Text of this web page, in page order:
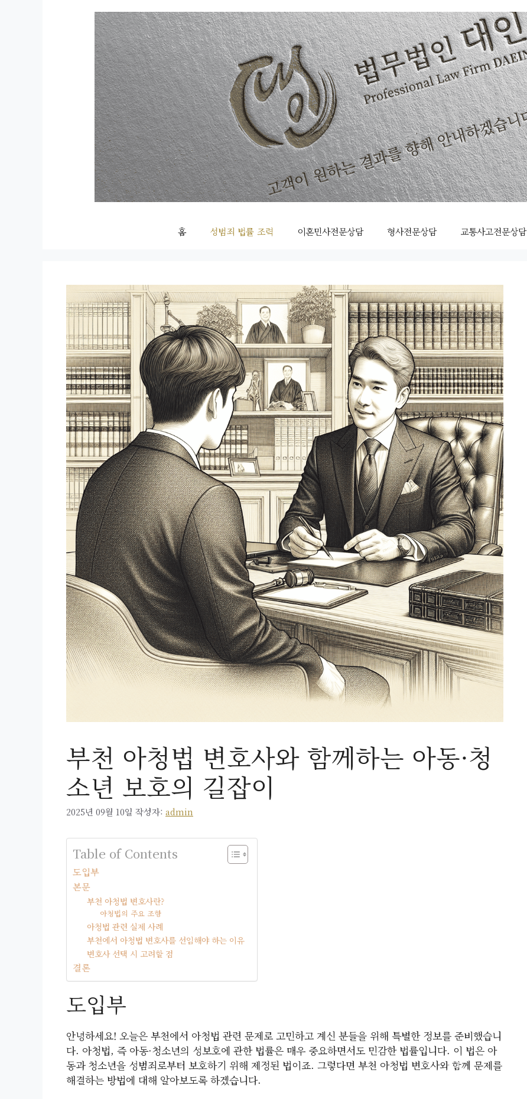
홈 성범죄 법률 조력 이혼민사전문상담 형사전문상담 교통사고전문상담
부천 아청법 변호사와 함께하는 아동·청
소년 보호의 길잡이
2025년 09월 10일 작성자: admin
Table of Contents
도입부
본문
부천 아청법 변호사란?
아청법의 주요 조항
아청법 관련 실제 사례
부천에서 아청법 변호사를 선임해야 하는 이유
변호사 선택 시 고려할 점
결론
도입부
안녕하세요! 오늘은 부천에서 아청법 관련 문제로 고민하고 계신 분들을 위해 특별한 정보를 준비했습니
다. 아청법, 즉 아동·청소년의 성보호에 관한 법률은 매우 중요하면서도 민감한 법률입니다. 이 법은 아
동과 청소년을 성범죄로부터 보호하기 위해 제정된 법이죠. 그렇다면 부천 아청법 변호사와 함께 문제를
해결하는 방법에 대해 알아보도록 하겠습니다.